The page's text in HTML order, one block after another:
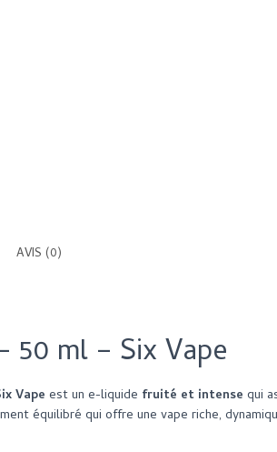
AVIS (0)
50 ml – Six Vape
Vape est un e-liquide fruité et intense qui
équilibré qui offre une vape riche,